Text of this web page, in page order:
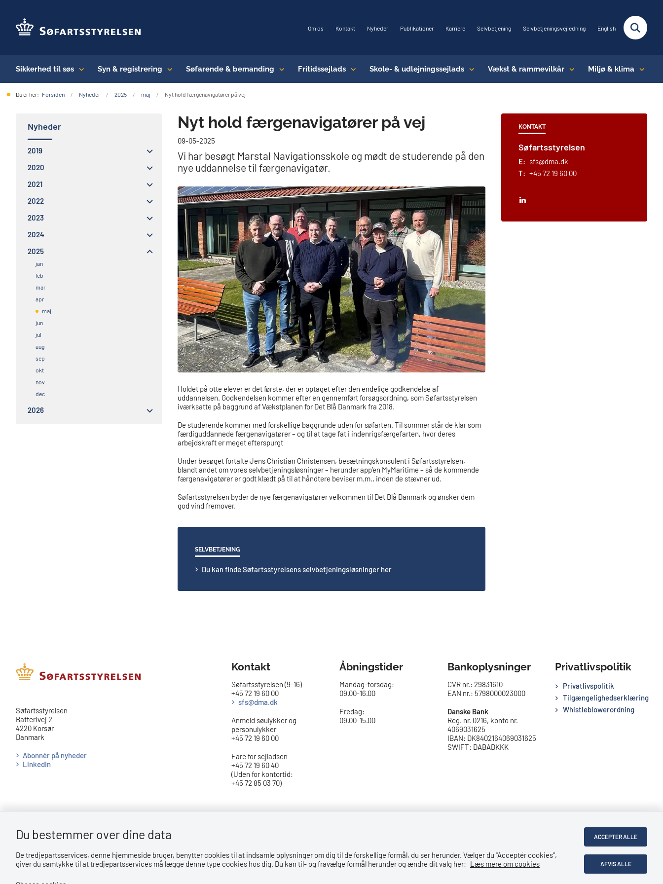
Om os Kontakt Nyheder Publikationer Karriere Selvbetjening Selvbetjeningsvejledning English
Sikkerhed til søs Syn & registrering Søfarende & bemanding Fritidssejlads Skole- & udlejningssejlads Vækst & rammevilkår Miljø & klima
Du er her: Forsiden Nyheder 2025 maj Nyt hold færgenavigatører på vej
Nyheder
2019
2020
2021
2022
2023
2024
2025
jan
feb
mar
apr
maj
jun
jul
aug
sep
okt
nov
dec
2026
Nyt hold færgenavigatører på vej
09-05-2025
Vi har besøgt Marstal Navigationsskole og mødt de studerende på den
nye uddannelse til færgenavigatør.
Holdet på otte elever er det første, der er optaget efter den endelige godkendelse af
uddannelsen. Godkendelsen kommer efter en gennemført forsøgsordning, som Søfartsstyrelsen
iværksatte på baggrund af Vækstplanen for Det Blå Danmark fra 2018.
De studerende kommer med forskellige baggrunde uden for søfarten. Til sommer står de klar som
færdiguddannede færgenavigatører – og til at tage fat i indenrigsfærgefarten, hvor deres
arbejdskraft er meget efterspurgt
Under besøget fortalte Jens Christian Christensen, besætningskonsulent i Søfartsstyrelsen,
blandt andet om vores selvbetjeningsløsninger – herunder app’en MyMaritime – så de kommende
færgenavigatører er godt klædt på til at håndtere beviser m.m., inden de stævner ud.
Søfartsstyrelsen byder de nye færgenavigatører velkommen til Det Blå Danmark og ønsker dem
god vind fremover.
SELVBETJENING
Du kan finde Søfartsstyrelsens selvbetjeningsløsninger her
KONTAKT
Søfartsstyrelsen
E: sfs@dma.dk
T: +45 72 19 60 00
​​Søfartsstyrelsen
Batterivej 2
4220 Korsør
Danmark
Abonnér på nyheder
LinkedIn
Kontakt
Søfartsstyrelsen (9-16)
+45 72 19 60 00
sfs@dma.dk
Anmeld søulykker og
personulykker
+45 72 19 60 00
Fare for sejladsen
+45 72 19 60 40
(Uden for kontortid:
+45 72 85 03 70)
Åbningstider
Mandag-torsdag:
09.00-16.00​
Fredag:
09.00-15.00
Bankoplysninger
CVR nr.: 29831610
EAN nr.: 5798000023000
Danske Bank
Reg. nr. 0216, konto nr.
4069031625
IBAN: DK8402164069031625
SWIFT: DABADKKK
Privatlivspolitik
Privatlivspolitik
Tilgængelighedserklæring
Whistleblowerordning
Bemærk!
Dette indhold kræver cookies for at blive vist korrekt.
Du bestemmer over dine data
De tredjepartsservices, denne hjemmeside bruger, benytter cookies til at indsamle oplysninger om dig til de forskellige formål, du ser herunder. Vælger du ''Acceptér cookies'',
giver du samtykke til at tredjepartsservices må lægge denne type cookies hos dig. Du kan til- og fravælge formål herunder og ændre dit valg her: Læs mere om cookies
ACCEPTER ALLE
AFVIS ALLE